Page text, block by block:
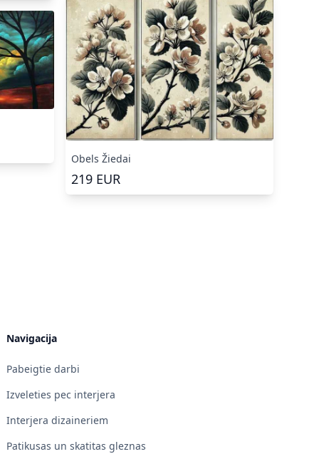
Obels Žiedai
219 EUR
Navigacija
Pabeigtie darbi
Izveleties pec interjera
Interjera dizaineriem
Patikusas un skatitas gleznas